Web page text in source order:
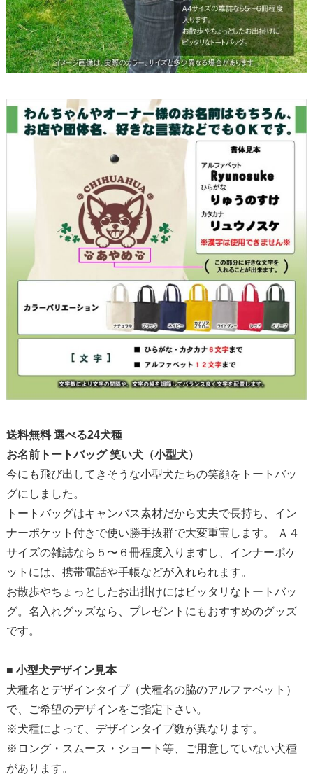
送料無料 選べる24犬種
お名前トートバッグ 笑い犬（小型犬）
今にも飛び出してきそうな小型犬たちの笑顔をトートバッ
グにしました。
トートバッグはキャンバス素材だから丈夫で長持ち、イン
ナーポケット付きで使い勝手抜群で大変重宝します。 Ａ４
サイズの雑誌なら５〜６冊程度入りますし、インナーポケ
ットには、携帯電話や手帳などが入れられます。
お散歩やちょっとしたお出掛けにはピッタリなトートバッ
グ。名入れグッズなら、プレゼントにもおすすめのグッズ
です。
■ 小型犬デザイン見本
犬種名とデザインタイプ（犬種名の脇のアルファベット）
で、ご希望のデザインをご指定下さい。
※犬種によって、デザインタイプ数が異なります。
※ロング・スムース・ショート等、ご用意していない犬種
があります。